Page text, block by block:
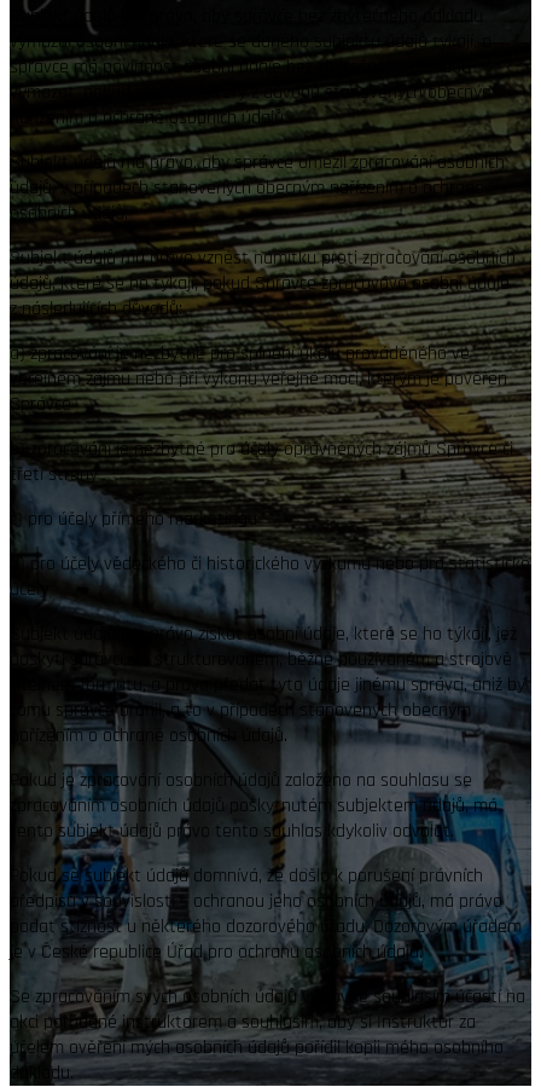
Subjekt údajů má právo, aby správce bez zbytečného odkladu
vymazal osobní údaje, které se daného subjektu údajů týkají, a
správce má povinnost osobní údaje bez zbytečného odkladu
vymazat, pokud je dán některý z důvodů stanovených obecným
nařízením o ochraně osobních údajů.
Subjekt údajů má právo, aby správce omezil zpracování osobních
údajů, v případech stanovených obecným nařízením o ochraně
osobních údajů.
Subjekt údajů má právo vznést námitku proti zpracování osobních
údajů, které se ho týkají, pokud Správce zpracovává osobní údaje
z následujících důvodů:
a)zpracování je nezbytné pro splnění úkolu prováděného ve
veřejném zájmu nebo při výkonu veřejné moci, kterým je pověřen
Správce
zpracování je nezbytné pro účely oprávněných zájmů Správce či
třetí strany
pro účely přímého marketingu
pro účely vědeckého či historického výzkumu nebo pro statistické
účely
Subjekt údajů má právo získat osobní údaje, které se ho týkají, jež
poskytl správci, ve strukturovaném, běžně používaném a strojově
čitelném formátu, a právo předat tyto údaje jinému správci, aniž by
tomu správce bránil, a to v případech stanovených obecným
nařízením o ochraně osobních údajů.
Pokud je zpracování osobních údajů založeno na souhlasu se
zpracováním osobních údajů poskytnutém subjektem údajů, má
tento subjekt údajů právo tento souhlas kdykoliv odvolat.
Pokud se subjekt údajů domnívá, že došlo k porušení právních
předpisů v souvislosti s ochranou jeho osobních údajů, má právo
podat stížnost u některého dozorového úřadu. Dozorovým úřadem
je v České republice Úřad pro ochranu osobních údajů.
Se zpracováním svých osobních údajů výslovně souhlasím účastí na
akci pořádané instruktorem a souhlasím, aby si Instruktor za
účelem ověření mých osobních údajů pořídil kopii mého osobního
dokladu.